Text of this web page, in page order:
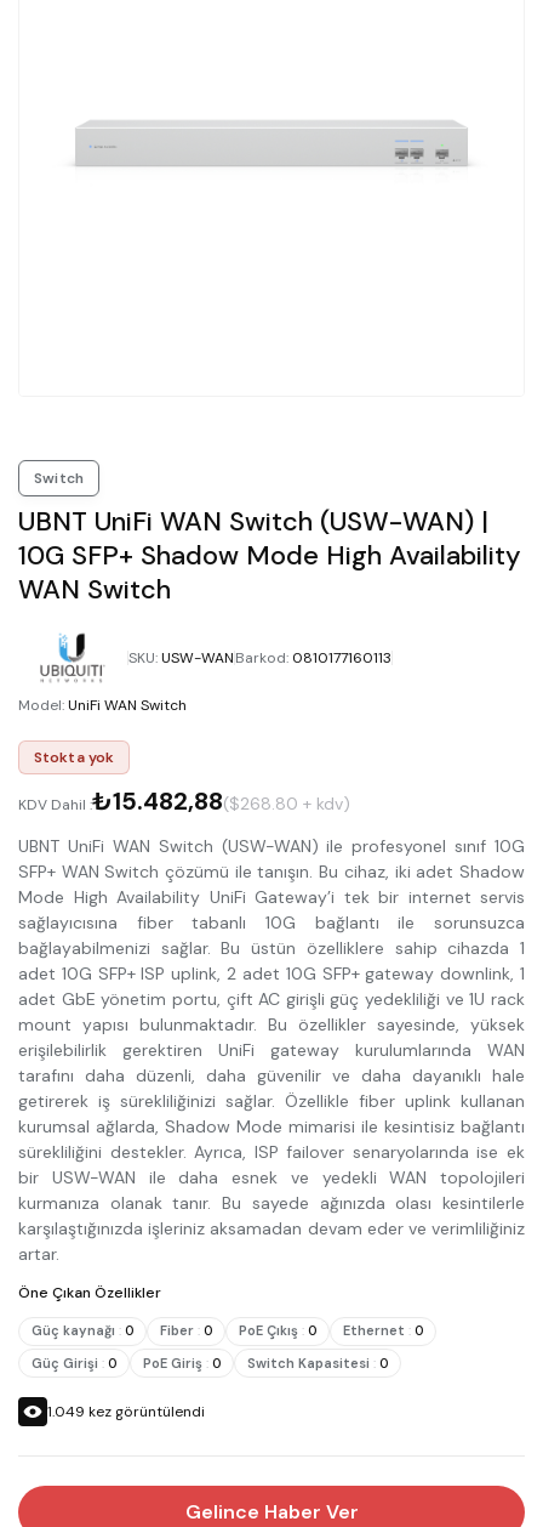
Switch
UBNT UniFi WAN Switch (USW-WAN) |
10G SFP+ Shadow Mode High Availability
WAN Switch
SKU:USW-WANBarkod: 0810177160113
Model:UniFi WAN Switch
Stokta yok
KDV Dahil :₺15.482,88($268.80 + kdv)
UBNT UniFi WAN Switch (USW-WAN) ile profesyonel sınıf 10G
SFP+ WAN Switch çözümü ile tanışın. Bu cihaz, iki adet Shadow
Mode High Availability UniFi Gateway’i tek bir internet servis
sağlayıcısına fiber tabanlı 10G bağlantı ile sorunsuzca
bağlayabilmenizi sağlar. Bu üstün özelliklere sahip cihazda 1
adet 10G SFP+ ISP uplink, 2 adet 10G SFP+ gateway downlink, 1
adet GbE yönetim portu, çift AC girişli güç yedekliliği ve 1U rack
mount yapısı bulunmaktadır. Bu özellikler sayesinde, yüksek
erişilebilirlik gerektiren UniFi gateway kurulumlarında WAN
tarafını daha düzenli, daha güvenilir ve daha dayanıklı hale
getirerek iş sürekliliğinizi sağlar. Özellikle fiber uplink kullanan
kurumsal ağlarda, Shadow Mode mimarisi ile kesintisiz bağlantı
sürekliliğini destekler. Ayrıca, ISP failover senaryolarında ise ek
bir USW-WAN ile daha esnek ve yedekli WAN topolojileri
kurmanıza olanak tanır. Bu sayede ağınızda olası kesintilerle
karşılaştığınızda işleriniz aksamadan devam eder ve verimliliğiniz
artar.
Öne Çıkan Özellikler
Güç kaynağı : 0 Fiber : 0 PoE Çıkış : 0 Ethernet : 0
Güç Girişi : 0 PoE Giriş : 0 Switch Kapasitesi : 0
1.049 kez görüntülendi
Gelince Haber Ver